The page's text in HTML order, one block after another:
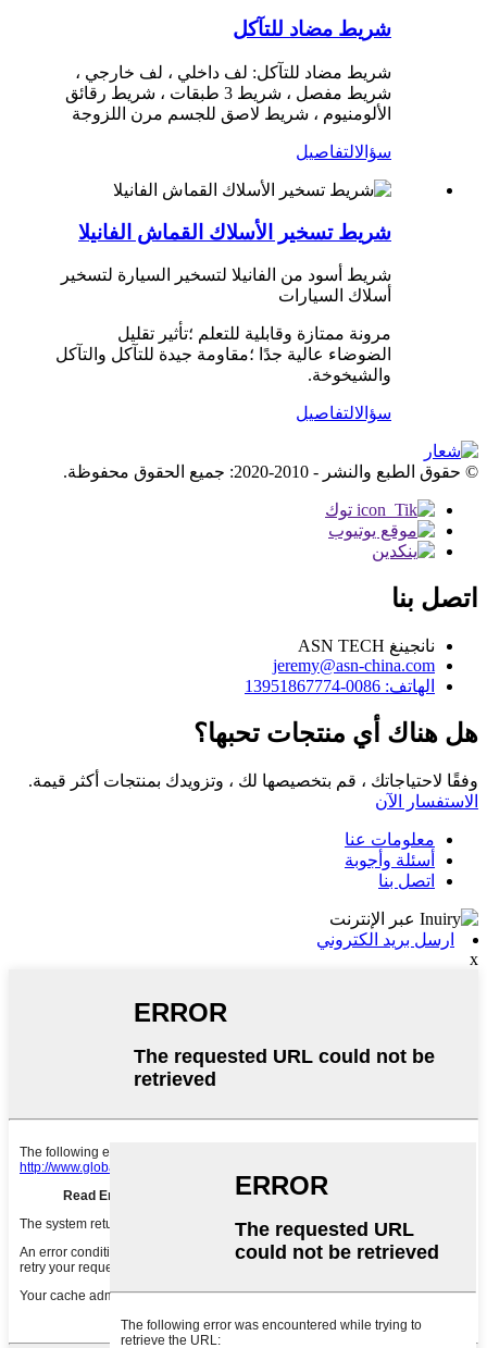
شريط مضاد للتآكل
شريط مضاد للتآكل: لف داخلي ، لف خارجي ،
شريط مفصل ، شريط 3 طبقات ، شريط رقائق
الألومنيوم ، شريط لاصق للجسم مرن اللزوجة
سؤالالتفاصيل
شريط تسخير الأسلاك القماش الفانيلا
شريط أسود من الفانيلا لتسخير السيارة لتسخير
أسلاك السيارات
مرونة ممتازة وقابلية للتعلم ؛تأثير تقليل
الضوضاء عالية جدًا ؛مقاومة جيدة للتآكل والتآكل
والشيخوخة.
سؤالالتفاصيل
© حقوق الطبع والنشر - 2010-2020: جميع الحقوق محفوظة.
اتصل بنا
نانجينغ ASN TECH
jeremy@asn-china.com
الهاتف: 0086-13951867774
هل هناك أي منتجات تحبها؟
وفقًا لاحتياجاتك ، قم بتخصيصها لك ، وتزويدك بمنتجات أكثر قيمة.
الاستفسار الآن
معلومات عنا
أسئلة وأجوبة
اتصل بنا
ارسل بريد الكتروني
x